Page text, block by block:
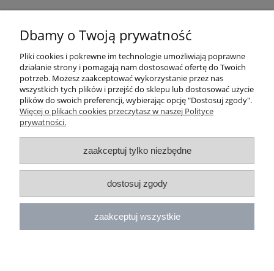
Pomoc
Moje konto
Płatności i dostawa
Informacje
Dbamy o Twoją prywatność
Pliki cookies i pokrewne im technologie umożliwiają poprawne
działanie strony i pomagają nam dostosować ofertę do Twoich
potrzeb. Możesz zaakceptować wykorzystanie przez nas
wszystkich tych plików i przejść do sklepu lub dostosować użycie
plików do swoich preferencji, wybierając opcję "Dostosuj zgody".
Więcej o plikach cookies przeczytasz w naszej Polityce
prywatności.
zaakceptuj tylko niezbędne
dostosuj zgody
zaakceptuj wszystkie